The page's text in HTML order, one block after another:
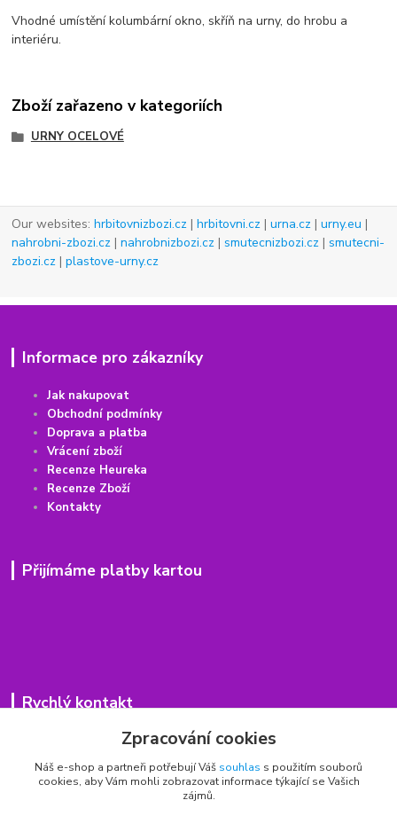
Vhodné umístění kolumbární okno, skříň na urny, do hrobu a
interiéru.
Zboží zařazeno v kategoriích
URNY OCELOVÉ
Our websites:hrbitovnizbozi.cz |hrbitovni.cz |urna.cz |urny.eu |
nahrobni-zbozi.cz |nahrobnizbozi.cz |smutecnizbozi.cz |smutecni-
zbozi.cz |plastove-urny.cz
Informace pro zákazníky
Jak nakupovat
Obchodní podmínky
Doprava a platba
Vrácení zboží
Recenze Heureka
Recenze Zboží
Kontakty
Přijímáme platby kartou
Rychlý kontakt
Po - Pá 9,00 - 15,00 hod.
obchod(zavináč)hrbitovnizbozi.cz
Zpracování cookies
Náš e-shop a partneři potřebují Váš souhlas s použitím souborů
cookies, aby Vám mohli zobrazovat informace týkající se Vašich
zájmů.